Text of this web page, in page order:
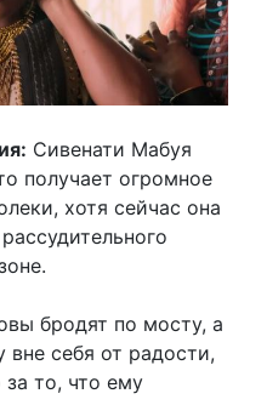
Сивенати Мабуя
получает огромное
хотя сейчас она
бродят по мосту, а
себя от радости,
за то, что ему